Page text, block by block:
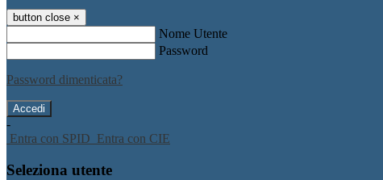
button close ×
Nome Utente
Password
Password dimenticata?
-
Entra con SPID Entra con CIE
Seleziona utente